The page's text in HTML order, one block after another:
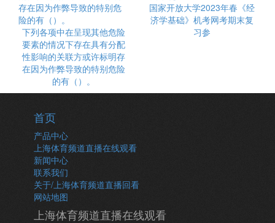
下列各项中在呈现其他危险
要素的情况下存在具有分配
性影响的关联方或许标明存
在因为作弊导致的特别危险
的有（）。
国家开放大学2023年春《经
济学基础》机考网考期末复
习参
首页
产品中心
上海体育频道直播在线观看
新闻中心
联系我们
关于/上海体育频道直播回看
网站地图
上海体育频道直播在线观看